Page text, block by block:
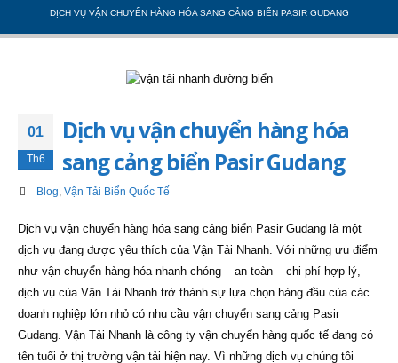
DỊCH VỤ VẬN CHUYỂN HÀNG HÓA SANG CẢNG BIỂN PASIR GUDANG
01
Th6
Dịch vụ vận chuyển hàng hóa
sang cảng biển Pasir Gudang
Blog Vận Tải Biển Quốc Tế
Dịch vụ vận chuyển hàng hóa sang cảng biển Pasir Gudang là một
dịch vụ đang được yêu thích của Vận Tải Nhanh. Với những ưu điểm
như vận chuyển hàng hóa nhanh chóng – an toàn – chi phí hợp lý,
dịch vụ của Vận Tải Nhanh trở thành sự lựa chọn hàng đầu của các
doanh nghiệp lớn nhỏ có nhu cầu vận chuyển sang cảng Pasir
Gudang. Vận Tải Nhanh là công ty vận chuyển hàng quốc tế đang có
tên tuổi ở thị trường vận tải hiện nay. Vì những dịch vụ chúng tôi